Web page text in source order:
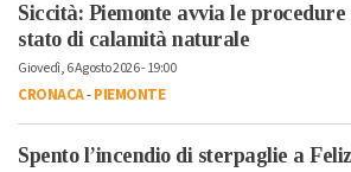
Siccità: Piemonte avvia le
stato di calamità naturale
Giovedì, 6 Agosto 2026 - 19:00
CRONACA-PIEMONTE
Spento l’incendio di sterpaglie a